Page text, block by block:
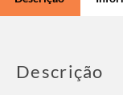
Descrição